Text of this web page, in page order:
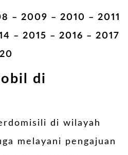
– 2009 – 2010 – 2011
– 2015 – 2016 – 2017
di
di wilayah
melayani pengajuan